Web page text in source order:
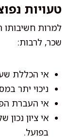
טעויות
למרות חשיבותו
שכר, לרבות:
אי הכללת
ניכוי יתר
אי העברת
אי ציון
בפועל.